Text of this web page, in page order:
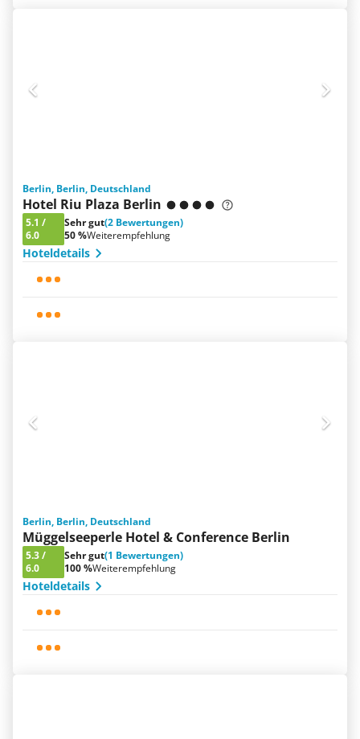
Berlin, Berlin, Deutschland
Hotel Riu Plaza Berlin
5.1 /
6.0
Sehr gut(2 Bewertungen)
50 %Weiterempfehlung
Hoteldetails
Berlin, Berlin, Deutschland
Müggelseeperle Hotel & Conference Berlin
5.3/
6.0
Sehr gut(1 Bewertungen)
100 %Weiterempfehlung
Hoteldetails